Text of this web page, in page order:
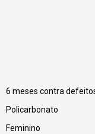
6 meses contra
Policarbonato
Feminino